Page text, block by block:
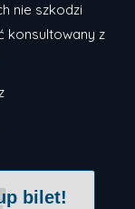
nie szkodzi
konsultowany z
bilet!